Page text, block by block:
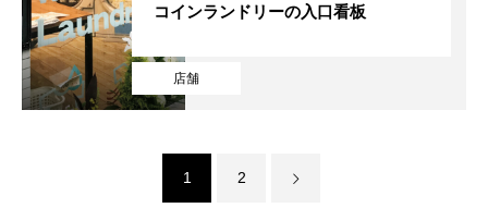
店舗
コインランドリーの入口看板
1 2